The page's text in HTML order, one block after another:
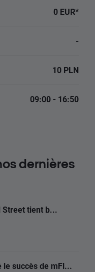
0 EUR*
-
10 PLN
09:00 - 16:50
dernières
Street tient b...
succès de mFl...